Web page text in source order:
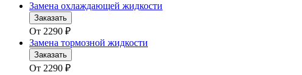
Замена охлаждающей жидкости
Заказать
От 2290 ₽
Замена тормозной жидкости
Заказать
От 2290 ₽